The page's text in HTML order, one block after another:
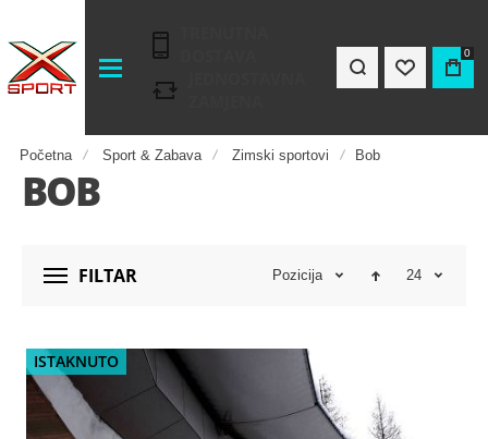
0
Početna Sport & Zabava Zimski sportovi Bob
BOB
FILTAR Pozicija 24
ISTAKNUTO